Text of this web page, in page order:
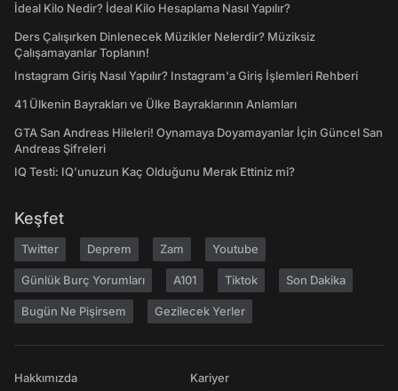
İdeal Kilo Nedir? İdeal Kilo Hesaplama Nasıl Yapılır?
Ders Çalışırken Dinlenecek Müzikler Nelerdir? Müziksiz
Çalışamayanlar Toplanın!
Instagram Giriş Nasıl Yapılır? Instagram'a Giriş İşlemleri Rehberi
41 Ülkenin Bayrakları ve Ülke Bayraklarının Anlamları
GTA San Andreas Hileleri! Oynamaya Doyamayanlar İçin Güncel San
Andreas Şifreleri
IQ Testi: IQ'unuzun Kaç Olduğunu Merak Ettiniz mi?
Keşfet
Twitter Deprem Zam Youtube
Günlük Burç Yorumları A101 Tiktok Son Dakika
Bugün Ne Pişirsem Gezilecek Yerler
Hakkımızda
Kariyer